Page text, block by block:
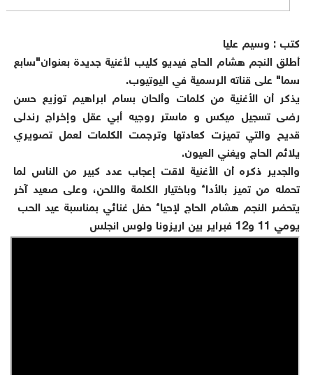
كتب : وسيم عليا
أطلق النجم هشام الحاج فيديو كليب لأغنية جديدة بعنوان"سابع
سما" على قناته الرسمية في اليوتيوب.
يذكر أن الأغنية من كلمات وألحان بسام ابراهيم توزيع حسن
رضى تسجيل ميكس و ماستر روجيه أبي عقل وإخراج رندلى
قديح والتي تميزت كعادتها وترجمت الكلمات لعمل تصويري
يلائم الحاج ويغني العيون.
والجدير ذكره أن الأغنية لاقت إعجاب عدد كبير من الناس لما
تحمله من تميز بالأداء وباختيار الكلمة واللحن، وعلى صعيد آخر
يتحضر النجم هشام الحاج لإحياء حفل غنائي بمناسبة عيد الحب
يومي 11 و12 فبراير بين اريزونا ولوس انجلس